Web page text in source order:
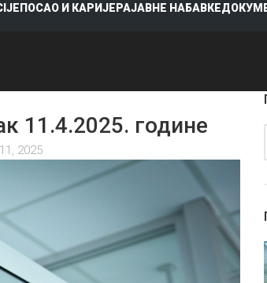
ПОСАО И КАРИЈЕРАЈАВНЕ НАБАВКЕ
године
2025